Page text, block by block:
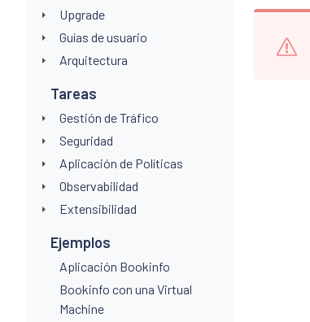
Upgrade
Guías de usuario
Arquitectura
Tareas
Gestión de Tráfico
Seguridad
Aplicación de Políticas
Observabilidad
Extensibilidad
Ejemplos
Aplicación Bookinfo
Bookinfo con una Virtual
Machine